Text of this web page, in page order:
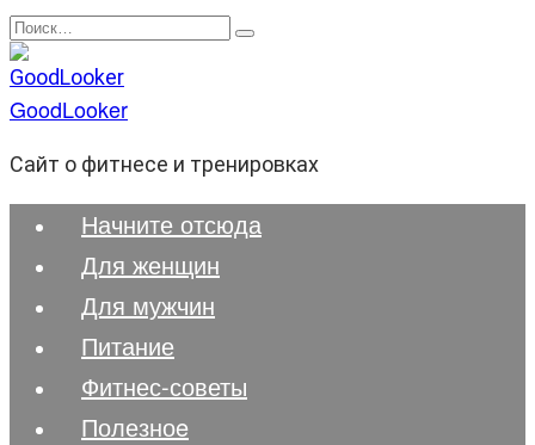
Перейти
к
содержанию
Search
for:
GoodLooker
Сайт о фитнесе и тренировках
Начните отсюда
Для женщин
Для мужчин
Питание
Фитнес-советы
Полезноe